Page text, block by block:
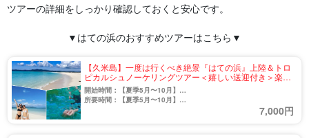
ツアーの詳細をしっかり確認しておくと安心です。
▼はての浜のおすすめツアーはこちら▼
【久米島】一度は行くべき絶景『はての浜』上陸＆トロ
ピカルシュノーケリングツアー＜嬉しい送迎付き＞楽し
み方は自由自在♪（No.802）
開始時間：【夏季5月〜10月】
9:00〜12:00 / 14:00〜17:00
所要時間：【夏季5月〜10月】
7,000円